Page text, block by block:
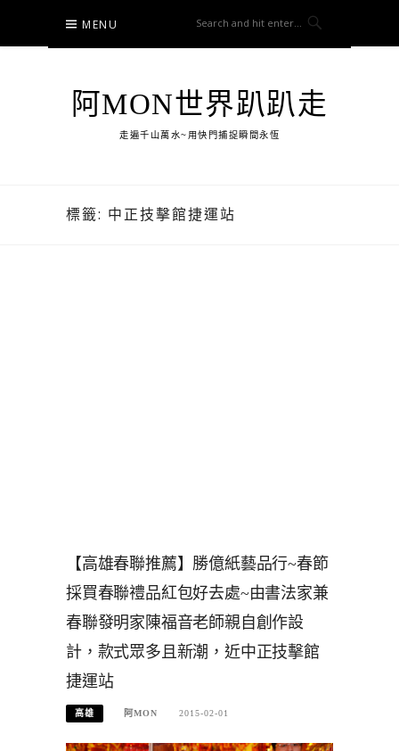
content
MENU
阿MON世界趴趴走
走遍千山萬水~用快門捕捉瞬間永恆
標籤: 中正技擊館捷運站
【高雄春聯推薦】勝億紙藝品行~春節
採買春聯禮品紅包好去處~由書法家兼
春聯發明家陳福音老師親自創作設
計，款式眾多且新潮，近中正技擊館
捷運站
高雄 阿MON 2015-02-01